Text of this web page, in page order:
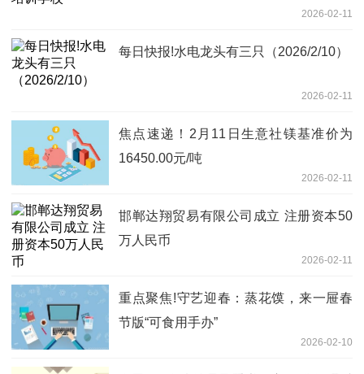
2026-02-11
每日快报!水电龙头有三只（2026/2/10）
2026-02-11
焦点速递！2月11日生意社镁基准价为
16450.00元/吨
2026-02-11
邯郸达翔贸易有限公司成立 注册资本50
万人民币
2026-02-11
重点聚焦!守艺迎春：蒸花馍，来一屉春
节版“可食用手办”
2026-02-10